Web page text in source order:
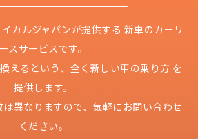
カルジャパンが提供する 新車のカーリ
ースサービスです。
えるという、 全く新しい車の乗り方 を
提供します。
異なりますので、気軽にお問い合わせ
ください。